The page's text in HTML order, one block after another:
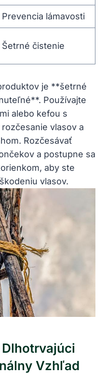
Prevencia lámavosti
Šetrné čistenie
je **šetrné
Používajte
alebo kefou s
vlasov a
Rozčesávať
a postupne sa
aby ste
vlasov.
Vzhľad